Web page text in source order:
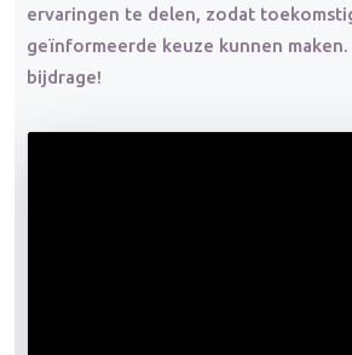
ervaringen te delen, zodat
geïnformeerde keuze kunnen
bijdrage!